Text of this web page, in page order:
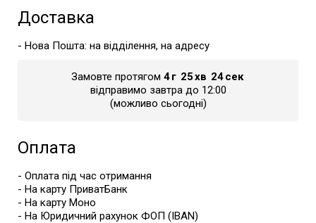
Доставка
- Нова Пошта: на відділення, на адресу
Замовте протягом 4г 25хв 24сек
відправимо завтра до 12:00
(можливо сьогодні)
Оплата
- Оплата під час отримання
- На карту ПриватБанк
- На карту Моно
- На Юридичний рахунок ФОП (IBAN)